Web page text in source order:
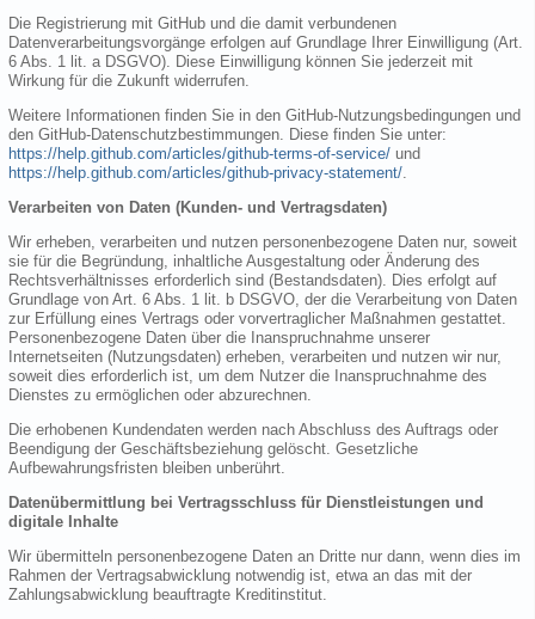
Die Registrierung mit GitHub und die damit verbundenen
Datenverarbeitungsvorgänge erfolgen auf Grundlage Ihrer Einwilligung (Art.
6 Abs. 1 lit. a DSGVO). Diese Einwilligung können Sie jederzeit mit
Wirkung für die Zukunft widerrufen.
Weitere Informationen finden Sie in den GitHub-Nutzungsbedingungen und
den GitHub-Datenschutzbestimmungen. Diese finden Sie unter:
https://help.github.com/articles/github-terms-of-service/ und
https://help.github.com/articles/github-privacy-statement/.
Verarbeiten von Daten (Kunden- und Vertragsdaten)
Wir erheben, verarbeiten und nutzen personenbezogene Daten nur, soweit
sie für die Begründung, inhaltliche Ausgestaltung oder Änderung des
Rechtsverhältnisses erforderlich sind (Bestandsdaten). Dies erfolgt auf
Grundlage von Art. 6 Abs. 1 lit. b DSGVO, der die Verarbeitung von Daten
zur Erfüllung eines Vertrags oder vorvertraglicher Maßnahmen gestattet.
Personenbezogene Daten über die Inanspruchnahme unserer
Internetseiten (Nutzungsdaten) erheben, verarbeiten und nutzen wir nur,
soweit dies erforderlich ist, um dem Nutzer die Inanspruchnahme des
Dienstes zu ermöglichen oder abzurechnen.
Die erhobenen Kundendaten werden nach Abschluss des Auftrags oder
Beendigung der Geschäftsbeziehung gelöscht. Gesetzliche
Aufbewahrungsfristen bleiben unberührt.
Datenübermittlung bei Vertragsschluss für Dienstleistungen und
digitale Inhalte
Wir übermitteln personenbezogene Daten an Dritte nur dann, wenn dies im
Rahmen der Vertragsabwicklung notwendig ist, etwa an das mit der
Zahlungsabwicklung beauftragte Kreditinstitut.